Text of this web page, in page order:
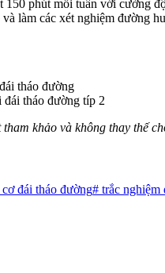
150 phút mỗi tuần với cường
làm các xét nghiệm đường
tháo đường
tháo đường típ 2
khảo và không thay thế
đái tháo đường# trắc nghiệm